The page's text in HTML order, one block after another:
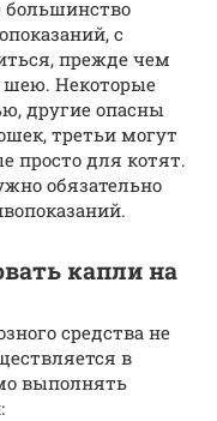
большинство
с
прежде чем
шею. Некоторые
другие опасны
третьи могут
просто для котят.
обязательно
капли на
средства не
в
выполнять